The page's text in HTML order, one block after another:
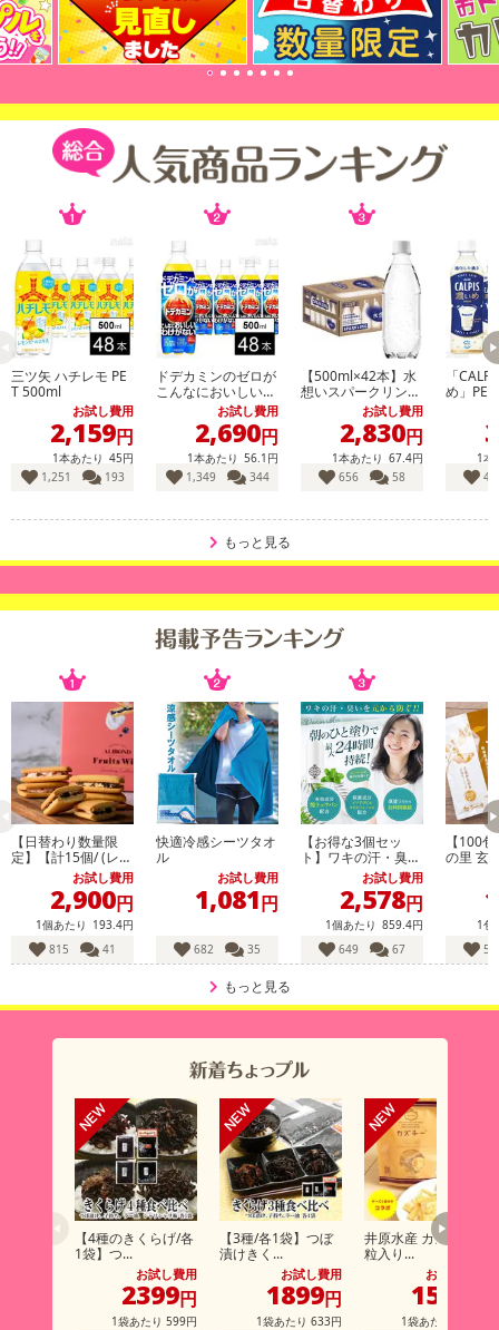
三ツ矢 ハチレモ PE
T 500ml
お試し費用
2,159円
1本あたり 45円
1,251
193
ドデカミンのゼロが
こんなにおいしいわ
けがない PET 500ml
お試し費用
2,690円
1本あたり 56.1円
1,349
344
【500ml×42本】水
想いスパークリング
強炭酸水 500ml ラ
ベルレス 無糖
お試し費用
2,830円
1本あたり 67.4円
656
58
「
め」
1本
もっと見る
【日替わり数量限
定】【計15個/ (レー
ズン9個＆ストロベ
リーミルク6個)】フ
ルーツウィッチ【先
行チケット利用N
お試し費用
2,900円
1個あたり 193.4円
815
41
快適冷感シーツタオ
ル
お試し費用
1,081円
682 35
【お得な3個セッ
ト】ワキの汗・臭い
を元から防ぐ 薬用
デオドラントスティ
ック20g
お試し費用
2,578円
1個あたり 859.4円
649
67
【100
の里 玄米茶
1包
もっと見る
【4種のきくらげ/各
1袋】つ...
お試し費用
2399円
1袋あたり 599円
【3種/各1袋】つぼ
漬けきく...
お試し費用
1899円
1袋あたり 633円
井原水産 カズチー 7
粒入り...
お試し費用
1580
1袋あたり